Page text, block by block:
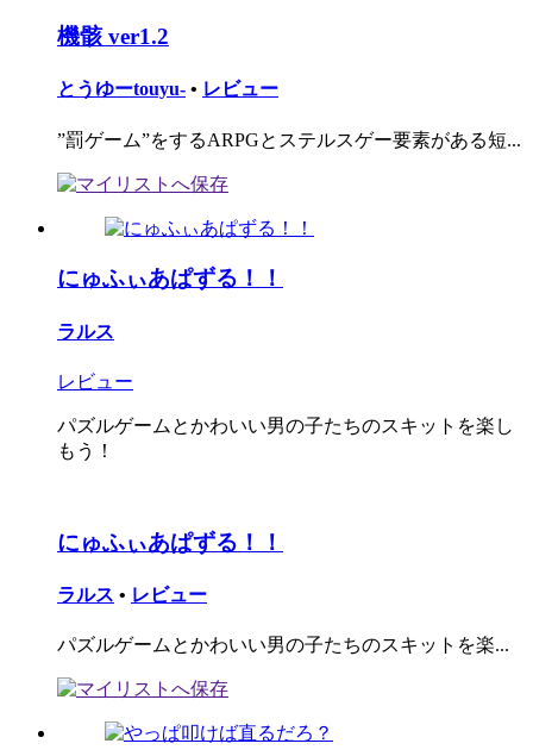
機骸 ver1.2
とうゆーtouyu- • レビュー
”罰ゲーム”をするARPGとステルスゲー要素がある短...
にゅふぃあぱずる！！
ラルス
レビュー
パズルゲームとかわいい男の子たちのスキットを楽し
もう！
にゅふぃあぱずる！！
ラルス • レビュー
パズルゲームとかわいい男の子たちのスキットを楽...